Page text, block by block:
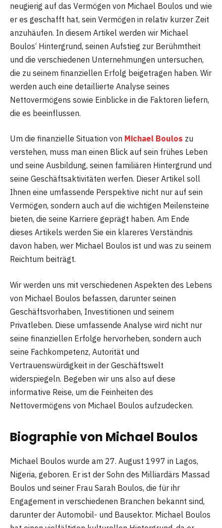
neugierig auf das Vermögen von Michael Boulos und wie
er es geschafft hat, sein Vermögen in relativ kurzer Zeit
anzuhäufen. In diesem Artikel werden wir Michael
Boulos‘ Hintergrund, seinen Aufstieg zur Berühmtheit
und die verschiedenen Unternehmungen untersuchen,
die zu seinem finanziellen Erfolg beigetragen haben. Wir
werden auch eine detaillierte Analyse seines
Nettovermögens sowie Einblicke in die Faktoren liefern,
die es beeinflussen.
Um die finanzielle Situation von Michael Boulos zu
verstehen, muss man einen Blick auf sein frühes Leben
und seine Ausbildung, seinen familiären Hintergrund und
seine Geschäftsaktivitäten werfen. Dieser Artikel soll
Ihnen eine umfassende Perspektive nicht nur auf sein
Vermögen, sondern auch auf die wichtigen Meilensteine ​​
bieten, die seine Karriere geprägt haben. Am Ende
dieses Artikels werden Sie ein klareres Verständnis
davon haben, wer Michael Boulos ist und was zu seinem
Reichtum beiträgt.
Wir werden uns mit verschiedenen Aspekten des Lebens
von Michael Boulos befassen, darunter seinen
Geschäftsvorhaben, Investitionen und seinem
Privatleben. Diese umfassende Analyse wird nicht nur
seine finanziellen Erfolge hervorheben, sondern auch
seine Fachkompetenz, Autorität und
Vertrauenswürdigkeit in der Geschäftswelt
widerspiegeln. Begeben wir uns also auf diese
informative Reise, um die Feinheiten des
Nettovermögens von Michael Boulos aufzudecken.
Biographie von Michael Boulos
Michael Boulos wurde am 27. August 1997 in Lagos,
Nigeria, geboren. Er ist der Sohn des Milliardärs Massad
Boulos und seiner Frau Sarah Boulos, die für ihr
Engagement in verschiedenen Branchen bekannt sind,
darunter der Automobil- und Bausektor. Michael Boulos